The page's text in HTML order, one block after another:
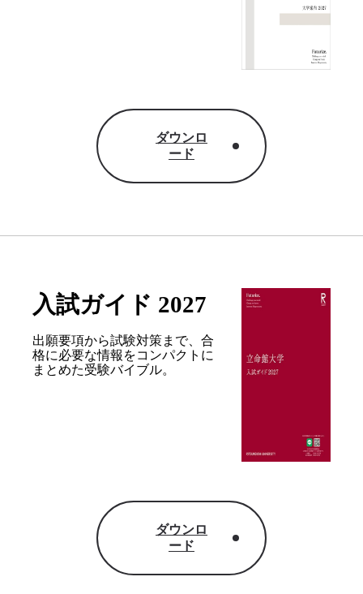
ダウンロ
ード
入試ガイド 2027
出願要項から試験対策まで、合
格に必要な情報をコンパクトに
まとめた受験バイブル。
ダウンロ
ード